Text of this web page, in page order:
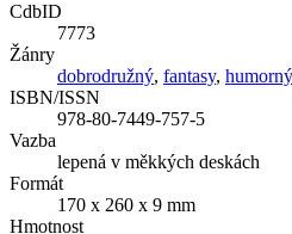
CdbID
7773
Žánry
dobrodružný, fantasy, humorný
ISBN/ISSN
978-80-7449-757-5
Vazba
lepená v měkkých deskách
Formát
170 x 260 x 9 mm
Hmotnost